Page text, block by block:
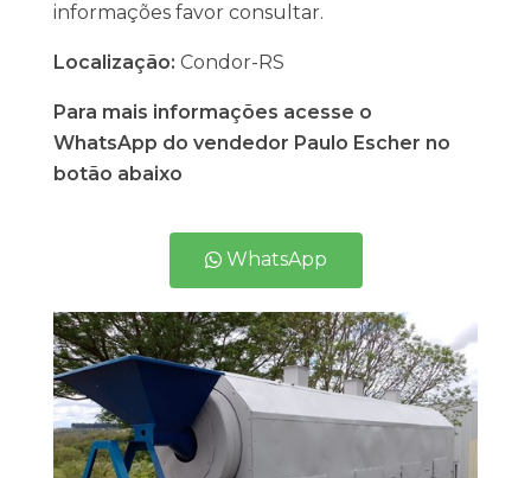
informações favor consultar.
Localização: Condor-RS
Para mais informações acesse o
WhatsApp do vendedor Paulo Escher no
botão abaixo
WhatsApp